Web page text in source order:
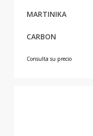
MARTINIKA
CARBON
Consulta su precio